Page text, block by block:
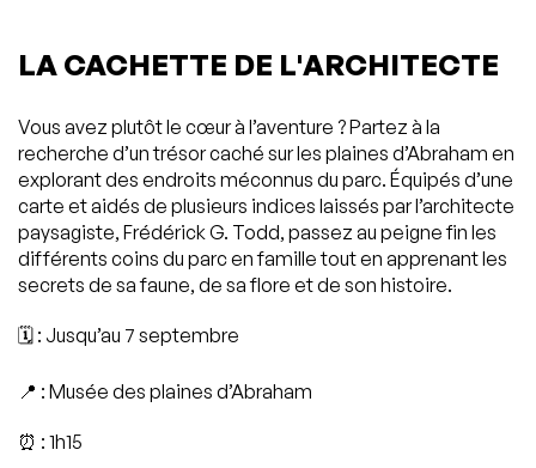
LA CACHETTE DE L'ARCHITECTE
Vous avez plutôt le cœur à l’aventure ? Partez à la
recherche d’un trésor caché sur les plaines d’Abraham en
explorant des endroits méconnus du parc. Équipés d’une
carte et aidés de plusieurs indices laissés par l’architecte
paysagiste, Frédérick G. Todd, passez au peigne fin les
différents coins du parc en famille tout en apprenant les
secrets de sa faune, de sa flore et de son histoire.
🗓️ : Jusqu’au 7 septembre
📍 : Musée des plaines d’Abraham
⏰ : 1h15